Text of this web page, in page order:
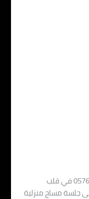
بنا 0576809243 في قلب
مساج منزلية